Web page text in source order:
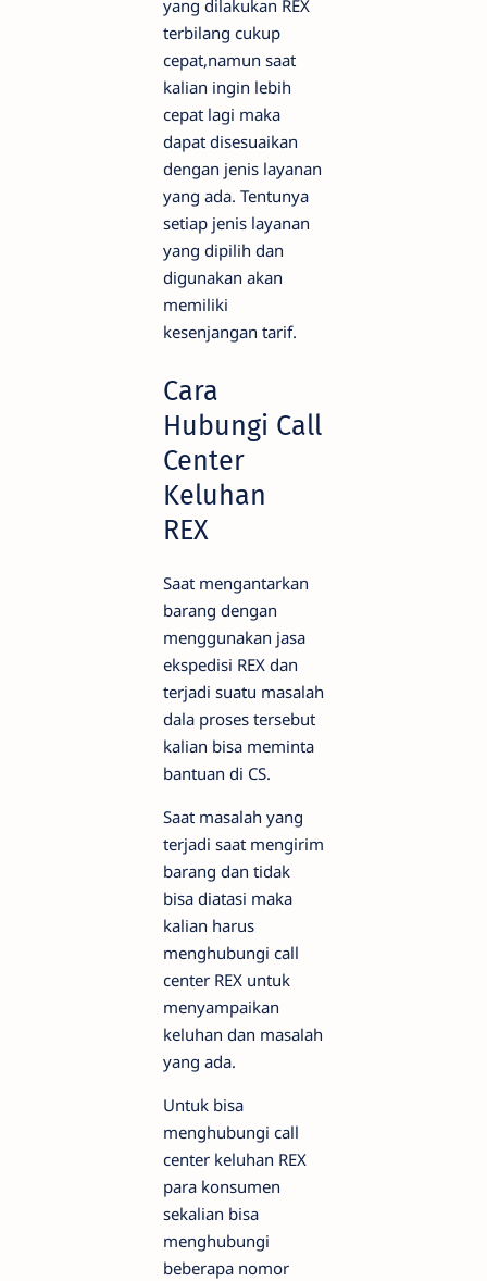
yang dilakukan REX
terbilang cukup
cepat,namun saat
kalian ingin lebih
cepat lagi maka
dapat disesuaikan
dengan jenis layanan
yang ada. Tentunya
setiap jenis layanan
yang dipilih dan
digunakan akan
memiliki
kesenjangan tarif.
Cara
Hubungi Call
Center
Keluhan
REX
Saat mengantarkan
barang dengan
menggunakan jasa
ekspedisi REX dan
terjadi suatu masalah
dala proses tersebut
kalian bisa meminta
bantuan di CS.
Saat masalah yang
terjadi saat mengirim
barang dan tidak
bisa diatasi maka
kalian harus
menghubungi call
center REX untuk
menyampaikan
keluhan dan masalah
yang ada.
Untuk bisa
menghubungi call
center keluhan REX
para konsumen
sekalian bisa
menghubungi
beberapa nomor